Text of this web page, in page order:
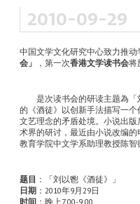
2010-09-29
中国文学文化研究中心致力推
会」
，第一次香港文学读书会将
是次读书会的研读主题為
的《酒徒》以创新手法描写一
文艺理念的矛盾处境。小说出
术界的研讨，最近由小说改编
教育学院中文学系助理教授陈智
题目 ：「刘以鬯《酒徒》」
日期 ：2010年9月29日
时间 ：晚上7.00-9.00